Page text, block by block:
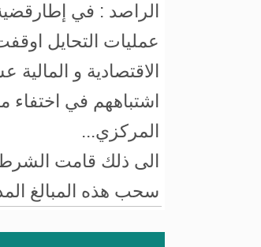
الراصد : في
عمليات التحايل
الاقتصادية و
اشتباههم في اختفاء
المركزي...
الى ذلك قامت
سحب هذه المبالغ